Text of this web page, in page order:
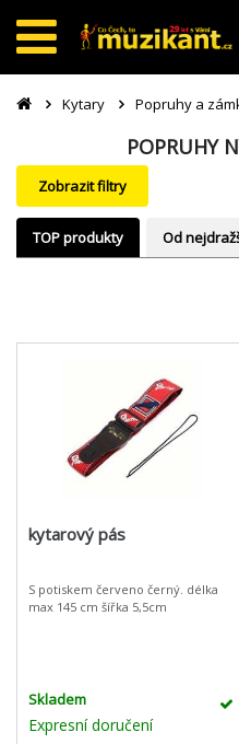
Kytary Popruhy a
POPRUHY
Zobrazit filtry
TOP produkty Od
kytarový pás
S potiskem červeno černý. délka
max 145 cm šířka 5,5cm
Skladem
Expresní doručení